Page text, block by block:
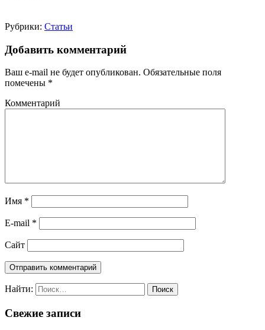
Рубрики: Статьи
Добавить комментарий
Ваш e-mail не будет опубликован. Обязательные поля
помечены *
Комментарий
Имя *
E-mail *
Сайт
Найти:
Свежие записи